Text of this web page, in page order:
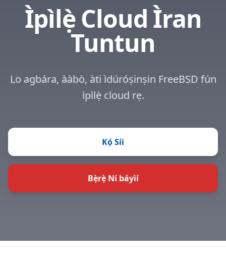
Ìpìlẹ̀ Cloud Ìran
Tuntun
Lo agbára, ààbò, àti ìdúróṣinṣin FreeBSD fún
ìpìlẹ̀ cloud rẹ.
Kọ́ Síi
Bẹ̀rẹ̀ Ní báyìí